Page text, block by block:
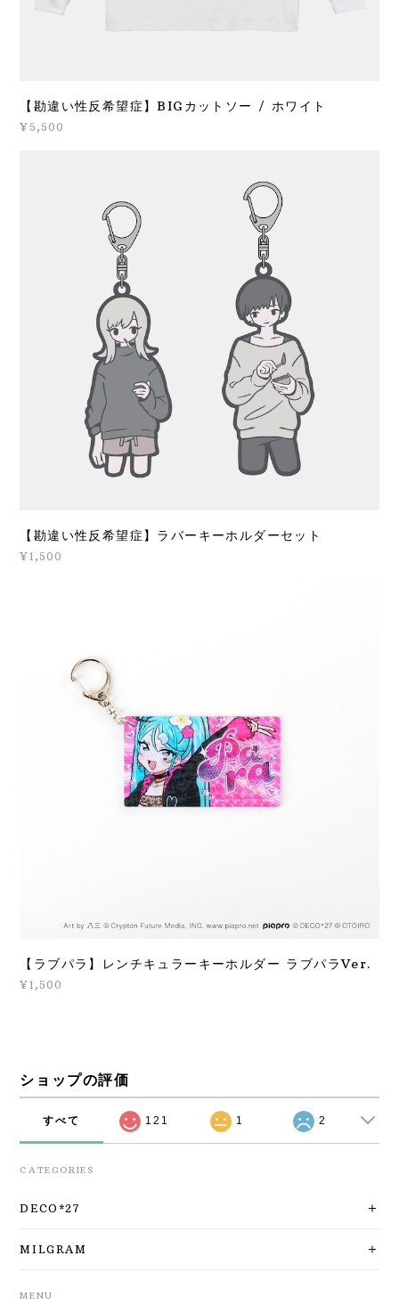
【勘違い性反希望症】BIGカットソー / ホワイト
¥5,500
【勘違い性反希望症】ラバーキーホルダーセット
¥1,500
【ラブパラ】レンチキュラーキーホルダー ラブパラVer.
¥1,500
ショップの評価
すべて 121 1 2
CATEGORIES
DECO*27
MILGRAM
MENU